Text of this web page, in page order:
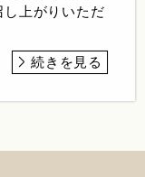
し上がりいただ
続きを見る